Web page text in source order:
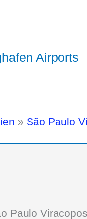
Airports
» São Paulo
Paulo